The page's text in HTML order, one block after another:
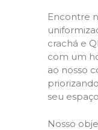
Encontre
crachá e
com um
ao nosso
seu
Nosso